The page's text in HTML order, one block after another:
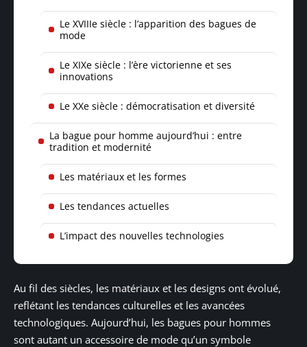
Le XVIIIe siècle : l’apparition des bagues de
mode
Le XIXe siècle : l’ère victorienne et ses
innovations
Le XXe siècle : démocratisation et diversité
La bague pour homme aujourd’hui : entre
tradition et modernité
Les matériaux et les formes
Les tendances actuelles
L’impact des nouvelles technologies
Au fil des siècles, les matériaux et les designs ont évolué,
reflétant les tendances culturelles et les avancées
technologiques. Aujourd’hui, les bagues pour hommes
sont autant un accessoire de mode qu’un symbole